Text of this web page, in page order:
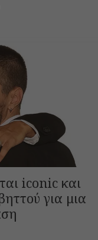
iconic και
για μια